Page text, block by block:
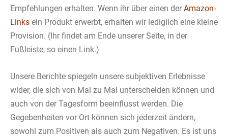
Empfehlungen erhalten. Wenn ihr über einen der Amazon-
Links ein Produkt erwerbt, erhalten wir lediglich eine kleine
Provision. (Ihr findet am Ende unserer Seite, in der
Fußleiste, so einen Link.)
Unsere Berichte spiegeln unsere subjektiven Erlebnisse
wider, die sich von Mal zu Mal unterscheiden können und
auch von der Tagesform beeinflusst werden. Die
Gegebenheiten vor Ort können sich jederzeit ändern,
sowohl zum Positiven als auch zum Negativen. Es ist uns